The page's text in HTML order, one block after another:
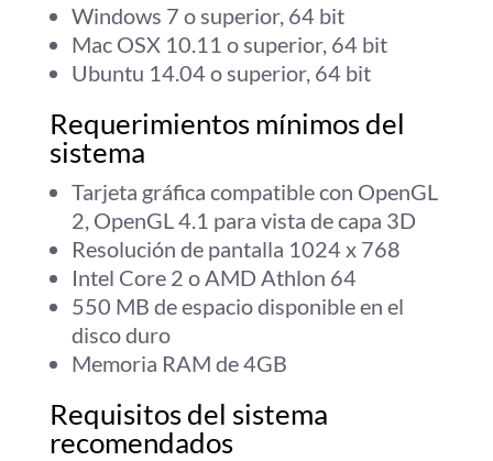
Windows 7 o superior, 64 bit
Mac OSX 10.11 o superior, 64 bit
Ubuntu 14.04 o superior, 64 bit
Requerimientos mínimos del
sistema
Tarjeta gráfica compatible con OpenGL
2, OpenGL 4.1 para vista de capa 3D
Resolución de pantalla 1024 x 768
Intel Core 2 o AMD Athlon 64
550 MB de espacio disponible en el
disco duro
Memoria RAM de 4GB
Requisitos del sistema
recomendados